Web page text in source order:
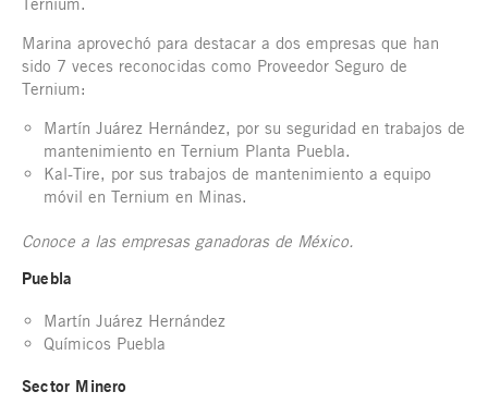
Marina aprovechó para destacar a dos empresas que han
sido 7 veces reconocidas como Proveedor Seguro de
Ternium:
Martín Juárez Hernández, por su seguridad en trabajos de
mantenimiento en Ternium Planta Puebla.
Kal-Tire, por sus trabajos de mantenimiento a equipo
móvil en Ternium en Minas.
Conoce a las empresas ganadoras de México.
Puebla
Martín Juárez Hernández
Químicos Puebla
Sector Minero